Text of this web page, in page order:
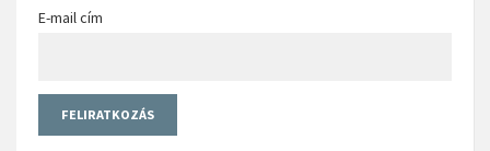
E-mail cím